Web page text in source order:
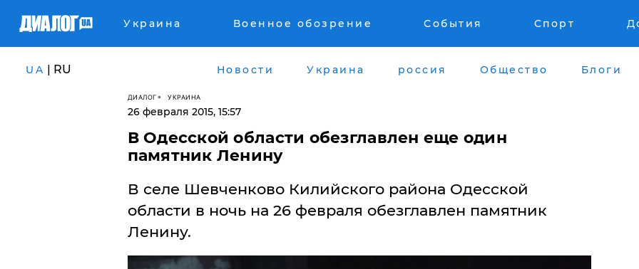
Украина Военное обозрение События Спорт
UA | RU Новости Украина россия Общество Блоги
ДИАЛОГ УКРАИНА
26 февраля 2015, 15:57
В Одесской области обезглавлен еще один
памятник Ленину
​В селе Шевченково Килийского района Одесской
области в ночь на 26 февраля обезглавлен памятник
Ленину.